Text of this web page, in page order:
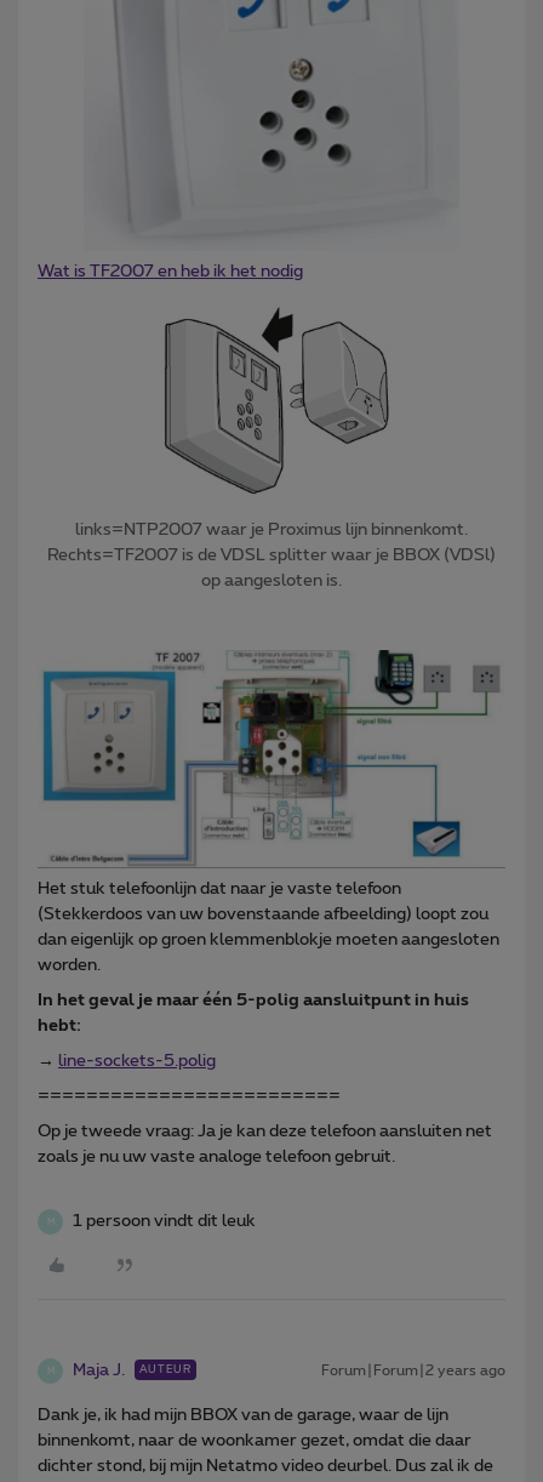
Wat is TF2007 en heb ik het nodig
links=NTP2007 waar je Proximus lijn binnenkomt.
Rechts=TF2007 is de VDSL splitter waar je BBOX (VDSl)
op aangesloten is.
Het stuk telefoonlijn dat naar je vaste telefoon
(Stekkerdoos van uw bovenstaande afbeelding) loopt zou
dan eigenlijk op groen klemmenblokje moeten aangesloten
worden.
In het geval je maar één 5-polig aansluitpunt in huis
hebt:
→ line-sockets-5.polig
=========================
Op je tweede vraag: Ja je kan deze telefoon aansluiten net
zoals je nu uw vaste analoge telefoon gebruit.
M 1 persoon vindt dit leuk
M Maja J. AUTEUR Forum|Forum|2 years ago
Dank je, ik had mijn BBOX van de garage, waar de lijn
binnenkomt, naar de woonkamer gezet, omdat die daar
dichter stond, bij mijn Netatmo video deurbel. Dus zal ik de